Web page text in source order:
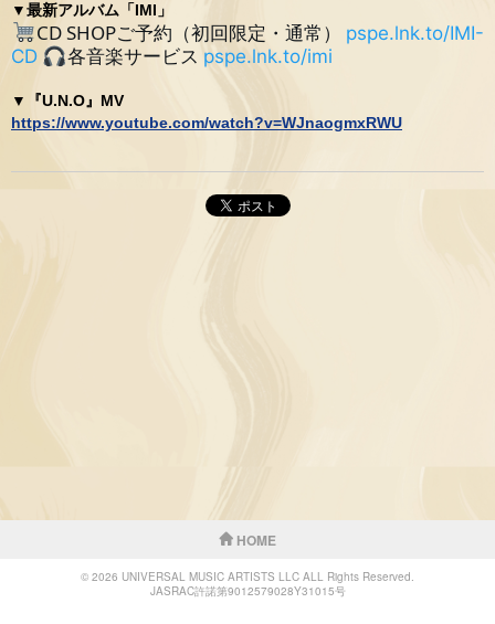
▼最新アルバム「IMI」
CD SHOPご予約（初回限定・通常）
pspe.lnk.to/IMI-
CD
各音楽サービス pspe.lnk.to/imi
▼
『U.N.O』MV
https://www.youtube.com/watch?v=WJnaogmxRWU
HOME
© 2026 UNIVERSAL MUSIC ARTISTS LLC ALL Rights Reserved.
JASRAC許諾第9012579028Y31015号